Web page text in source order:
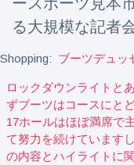
of
tapir
14
16 July
る大規模な記者
Shopping: ブーツデュッ
ロックダウンライトと
ずブーツはコースにと
17ホールはほぼ満席で
て努力を続けています
の内容とハイライトに